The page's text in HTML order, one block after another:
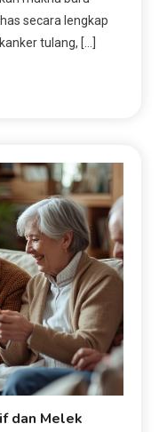
secara lengkap
tulang, […]
dan Melek